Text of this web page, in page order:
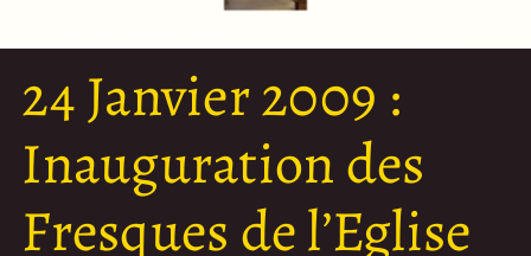
24 Janvier 2009 :
Inauguration des
Fresques de l’Eglise